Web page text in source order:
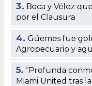
3. Boca y Vélez
por el Clausura
4. Güemes fue
Agropecuario y
5. “Profunda
Miami United tras